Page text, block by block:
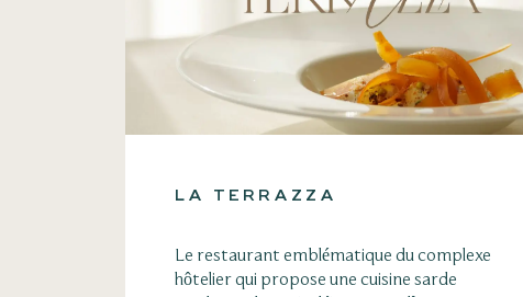
LA TERRAZZA
Le restaurant emblématique du complexe
hôtelier qui propose une cuisine sarde